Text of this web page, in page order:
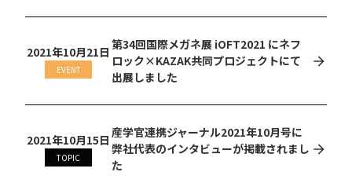
2021年10月21日
EVENT
第34回国際メガネ展 iOFT2021 にネフ
ロック×KAZAK共同プロジェクトにて
出展しました
2021年10月15日
TOPIC
産学官連携ジャーナル2021年10月号に
弊社代表のインタビューが掲載されまし
た